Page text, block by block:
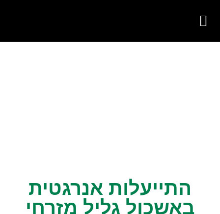
התייעלות אנרגטית
באשכול גליל מזרחי